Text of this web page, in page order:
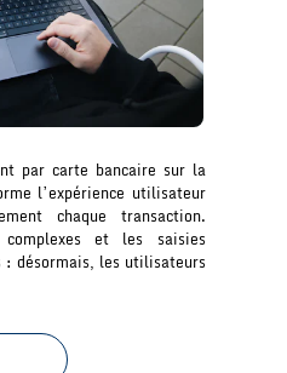
par carte bancaire sur la
l’expérience utilisateur
chaque transaction.
et les saisies
désormais, les utilisateurs